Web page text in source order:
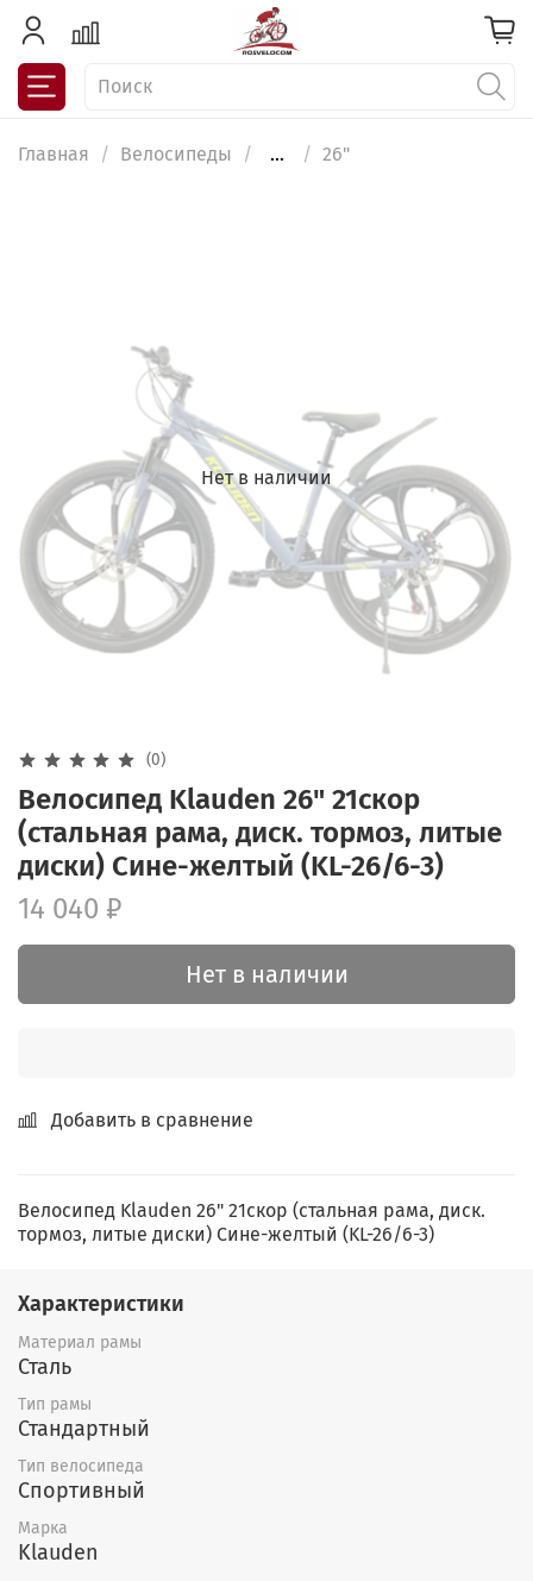
Главная Велосипеды ... 26"
Нет в наличии
(0)
Велосипед Klauden 26" 21скор
(стальная рама, диск. тормоз, литые
диски) Сине-желтый (KL-26/6-3)
14 040 ₽
Нет в наличии
Добавить в сравнение
Велосипед Klauden 26" 21скор (стальная рама, диск.
тормоз, литые диски) Сине-желтый (KL-26/6-3)
Характеристики
Материал рамы
Сталь
Тип рамы
Стандартный
Тип велосипеда
Спортивный
Марка
Klauden